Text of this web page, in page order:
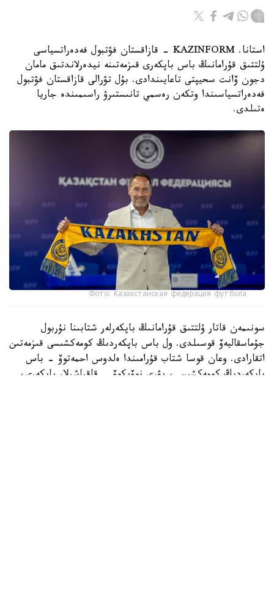
استانا. KAZINFORM - قازاقستان فۋتبول فەدەراتسياسى
ۇلتتىق قۇرامانىڭ باس باپكەرى قىزمەتىنە نيدەرلاندتىق مامان
دجون ۆانت سحيپتى تاعايىندادى. بۇل تۋرالى قازاقستان فۋتبول
فەدەراتسياسىندا وتكەن رەسمي تانىستىرۋ راسىمىندە جاريا
ەتىلدى.
Фото: Казахстанская федерация футбола
سونىمەن قاتار ۇلتتىق قۇرامانىڭ باپكەرلەر شتابىنا نۇربول
جۇماسقاليەۆ قوسىلدى. ول باس باپكەردىڭ كومەكشىسى قىزمەتىن
اتقارادى. وعان قوسا شتاب قۇرامىندا ەلدوس احمەتوۆ - باس
باپكەردىڭ كومەكشىسى، يۋري نوۆيكوۆ - قاقپاشىلار باپكەرى،